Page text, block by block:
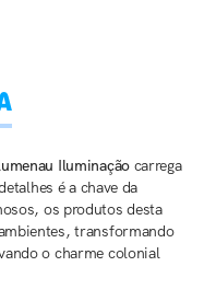
Iluminaçãocarrega
é a chave da
os produtos desta
transformando
o charme colonial